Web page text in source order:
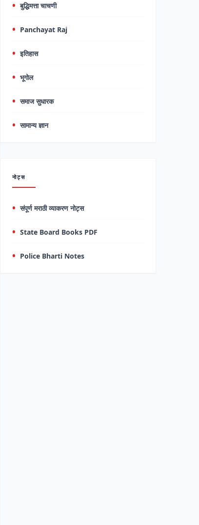
बुद्धिमत्ता चाचणी
Panchayat Raj
इतिहास
भूगोल
समाज सुधारक
सामान्य ज्ञान
नोट्स
संपूर्ण मराठी व्याकरण नोट्स
State Board Books PDF
Police Bharti Notes